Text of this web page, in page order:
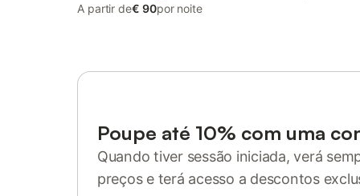
A partir de€ 90por noite
Poupe até 10% com uma
Quando tiver sessão iniciada, verá
preços e terá acesso a descontos